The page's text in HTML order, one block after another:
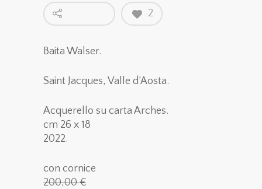
2
Baita Walser.
Saint Jacques, Valle d’Aosta.
Acquerello su carta Arches.
cm 26 x 18
2022.
con cornice
200,00 €